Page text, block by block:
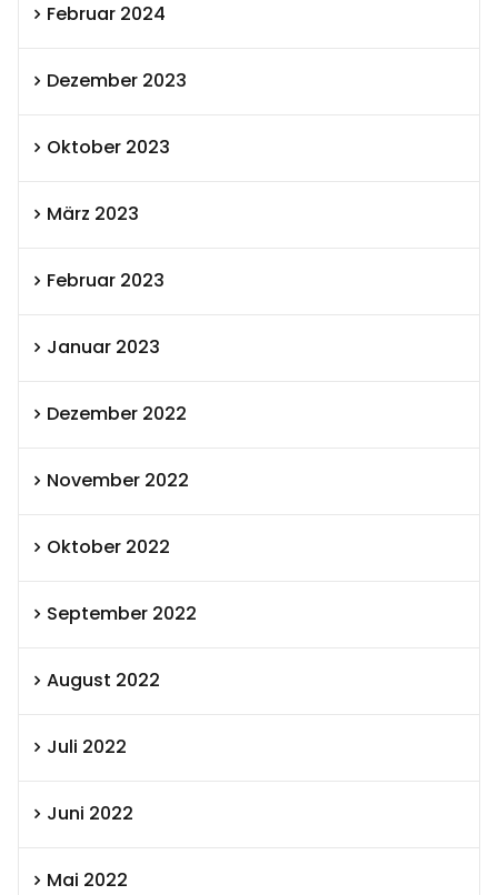
Februar 2024
Dezember 2023
Oktober 2023
März 2023
Februar 2023
Januar 2023
Dezember 2022
November 2022
Oktober 2022
September 2022
August 2022
Juli 2022
Juni 2022
Mai 2022